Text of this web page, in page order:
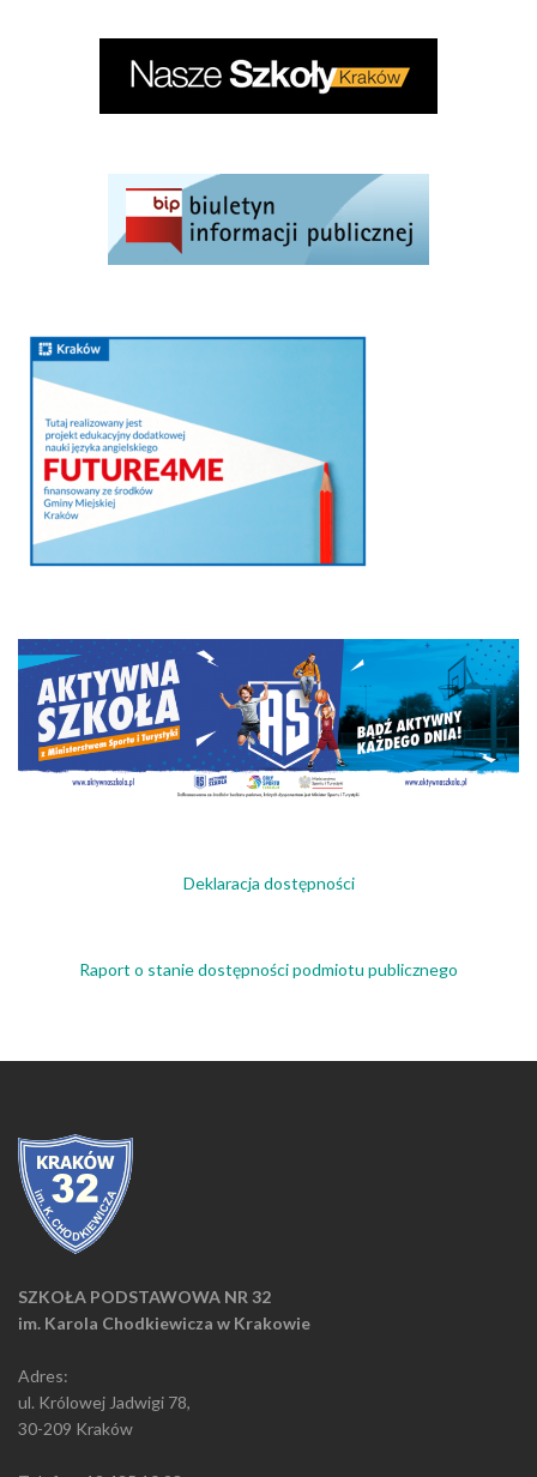
Deklaracja dostępności
Raport o stanie dostępności podmiotu publicznego
SZKOŁA PODSTAWOWA NR 32
im. Karola Chodkiewicza w Krakowie
Adres:
ul. Królowej Jadwigi 78,
30-209 Kraków